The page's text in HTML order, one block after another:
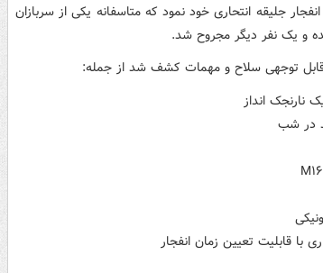
جلیقه انتحاری خود نمود که متاسفانه یکی از سربازان
و یک نفر دیگر مجروح شد.
قابل توجهی سلاح و مهمات کشف شد از جمله:
نارنجک انداز
با قابلیت تعیین زمان انفجار